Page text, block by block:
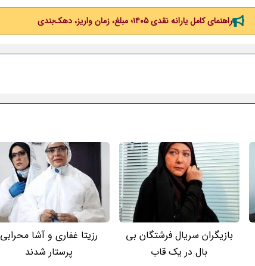
راهنمای کامل یارانه نقدی ۱۴۰۵؛ مبلغ، زمان واریز، دهک‌بندی
بازیگران سریال فرشتگان بی
بال در یک قاب
رزیتا غفاری و آشا محرابی
پرستار شدند